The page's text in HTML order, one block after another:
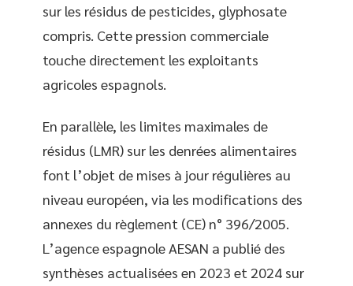
sur les résidus de pesticides, glyphosate
compris. Cette pression commerciale
touche directement les exploitants
agricoles espagnols.
En parallèle, les limites maximales de
résidus (LMR) sur les denrées alimentaires
font l’objet de mises à jour régulières au
niveau européen, via les modifications des
annexes du règlement (CE) n° 396/2005.
L’agence espagnole AESAN a publié des
synthèses actualisées en 2023 et 2024 sur